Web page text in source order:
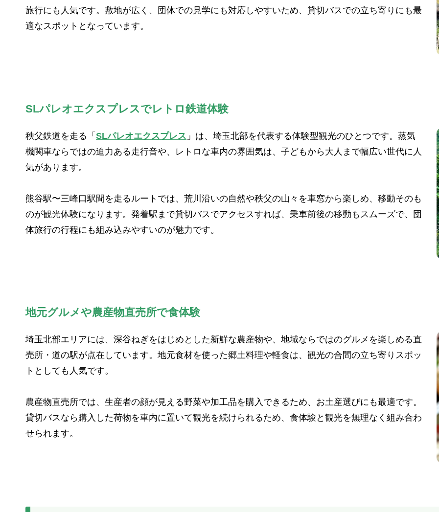
旅行にも人気です。敷地が広く、団体での見学にも対応しやすいため、貸切バスでの立ち寄りにも最
適なスポットとなっています。
SLパレオエクスプレスでレトロ鉄道体験
秩父鉄道を走る「 SLパレオエクスプレス 」は、埼玉北部を代表する体験型観光のひとつです。蒸気
機関車ならではの迫力ある走行音や、レトロな車内の雰囲気は、子どもから大人まで幅広い世代に人
気があります。
熊谷駅〜三峰口駅間を走るルートでは、荒川沿いの自然や秩父の山々を車窓から楽しめ、移動そのも
のが観光体験になります。発着駅まで貸切バスでアクセスすれば、乗車前後の移動もスムーズで、団
体旅行の行程にも組み込みやすいのが魅力です。
地元グルメや農産物直売所で食体験
埼玉北部エリアには、深谷ねぎをはじめとした新鮮な農産物や、地域ならではのグルメを楽しめる直
売所・道の駅が点在しています。地元食材を使った郷土料理や軽食は、観光の合間の立ち寄りスポッ
トとしても人気です。
農産物直売所では、生産者の顔が見える野菜や加工品を購入できるため、お土産選びにも最適です。
貸切バスなら購入した荷物を車内に置いて観光を続けられるため、食体験と観光を無理なく組み合わ
せられます。